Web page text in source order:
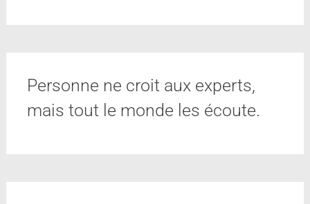
Personne ne croit aux experts,
mais tout le monde les écoute.